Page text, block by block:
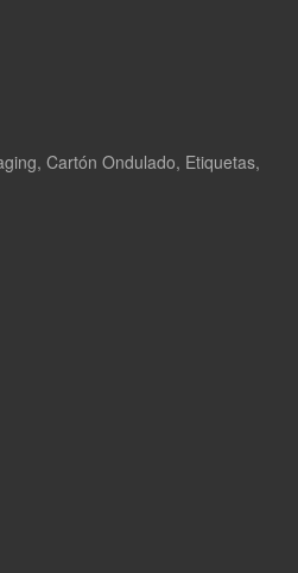
Cartón Ondulado, Etiquetas,